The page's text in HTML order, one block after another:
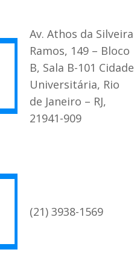
Av. Athos da Silveira
Ramos, 149 – Bloco
B, Sala B-101 Cidade
Universitária, Rio
de Janeiro – RJ,
21941-909
(21) 3938-1569